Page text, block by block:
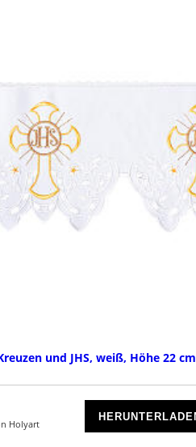
Holyart
und JHS, weiß, Höhe 22 cm